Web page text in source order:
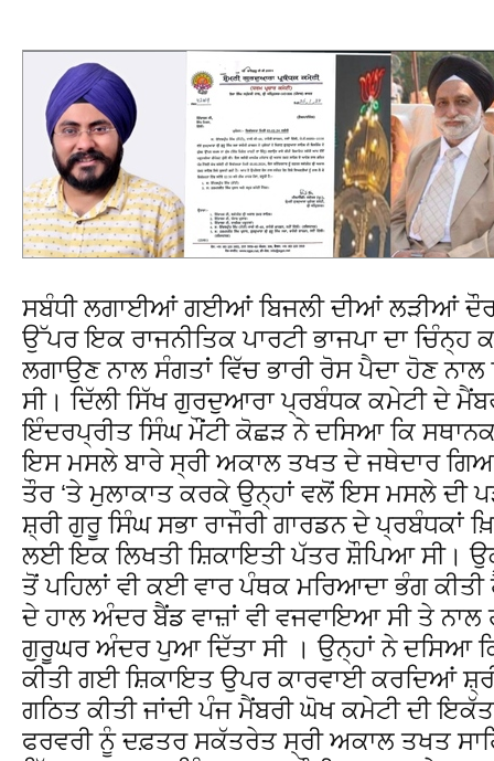
ਸਬੰਧੀ ਲਗਾਈਆਂ ਗਈਆਂ ਬਿਜਲੀ ਦੀਆਂ ਲੜੀਆਂ
ਉੱਪਰ ਇਕ ਰਾਜਨੀਤਿਕ ਪਾਰਟੀ ਭਾਜਪਾ ਦਾ ਚਿੰਨ੍ਹ
ਲਗਾਉਣ ਨਾਲ ਸੰਗਤਾਂ ਵਿੱਚ ਭਾਰੀ ਰੋਸ ਪੈਦਾ ਹੋਣ
ਸੀ। ਦਿੱਲੀ ਸਿੱਖ ਗੁਰਦੁਆਰਾ ਪ੍ਰਬੰਧਕ ਕਮੇਟੀ ਦੇ
ਇੰਦਰਪ੍ਰੀਤ ਸਿੰਘ ਮੌਂਟੀ ਕੋਛੜ ਨੇ ਦਸਿਆ ਕਿ
ਇਸ ਮਸਲੇ ਬਾਰੇ ਸ੍ਰੀ ਅਕਾਲ ਤਖਤ ਦੇ ਜਥੇਦਾਰ
ਤੌਰ ‘ਤੇ ਮੁਲਾਕਾਤ ਕਰਕੇ ਉਨ੍ਹਾਂ ਵਲੋਂ ਇਸ ਮਸਲੇ ਦੀ
ਸ਼੍ਰੀ ਗੁਰੂ ਸਿੰਘ ਸਭਾ ਰਾਜੌਰੀ ਗਾਰਡਨ ਦੇ ਪ੍ਰਬੰਧਕਾਂ
ਲਈ ਇਕ ਲਿਖਤੀ ਸ਼ਿਕਾਇਤੀ ਪੱਤਰ ਸ਼ੌਪਿਆ
ਤੋਂ ਪਹਿਲਾਂ ਵੀ ਕਈ ਵਾਰ ਪੰਥਕ ਮਰਿਆਦਾ ਭੰਗ
ਦੇ ਹਾਲ ਅੰਦਰ ਬੈਂਡ ਵਾਜ਼ਾਂ ਵੀ ਵਜਵਾਇਆ ਸੀ ਤੇ ਨਾਲ
ਗੁਰੂਘਰ ਅੰਦਰ ਪੁਆ ਦਿੱਤਾ ਸੀ । ਉਨ੍ਹਾਂ ਨੇ ਦਸਿਆ
ਕੀਤੀ ਗਈ ਸ਼ਿਕਾਇਤ ਉਪਰ ਕਾਰਵਾਈ ਕਰਦਿਆਂ
ਗਠਿਤ ਕੀਤੀ ਜਾਂਦੀ ਪੰਜ ਮੈਂਬਰੀ ਘੋਖ ਕਮੇਟੀ ਦੀ
ਫਰਵਰੀ ਨੂੰ ਦਫ਼ਤਰ ਸਕੱਤਰੇਤ ਸ੍ਰੀ ਅਕਾਲ ਤਖਤ